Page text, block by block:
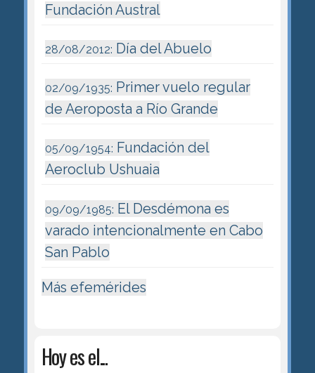
Fundación Austral
28/08/2012: Día del Abuelo
02/09/1935: Primer vuelo regular
de Aeroposta a Río Grande
05/09/1954: Fundación del
Aeroclub Ushuaia
09/09/1985: El Desdémona es
varado intencionalmente en Cabo
San Pablo
Más efemérides
Hoy es el...